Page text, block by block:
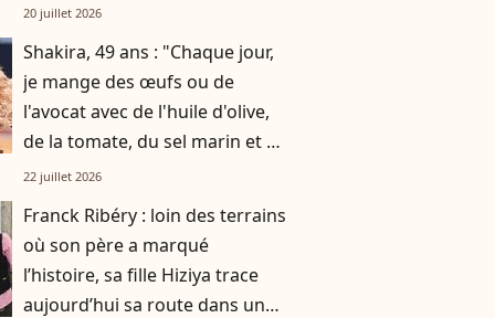
par gratitude
20 juillet 2026
Shakira, 49 ans : "Chaque jour,
je mange des œufs ou de
l'avocat avec de l'huile d'olive,
de la tomate, du sel marin et un
smoothie"
22 juillet 2026
Franck Ribéry : loin des terrains
où son père a marqué
l’histoire, sa fille Hiziya trace
aujourd’hui sa route dans un